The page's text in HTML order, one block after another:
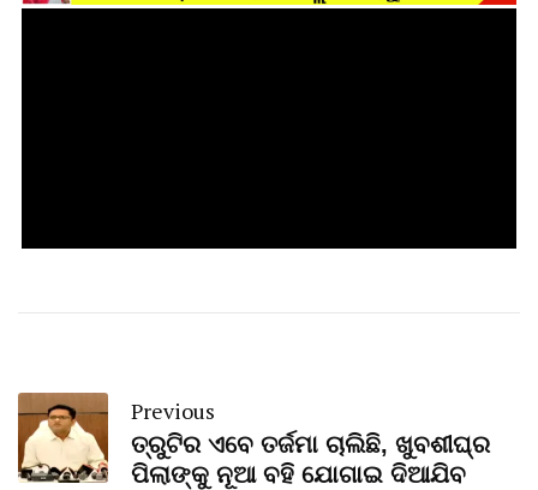
Previous
ତ୍ରୁଟିର ଏବେ ତର୍ଜମା ଚାଲିଛି, ଖୁବଶୀଘ୍ର
ପିଲାଙ୍କୁ ନୂଆ ବହି ଯୋଗାଇ ଦିଆଯିବ